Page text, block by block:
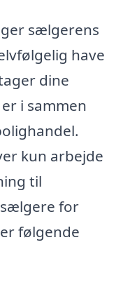
sælgerens
have
dine
i sammen
kun arbejde
til
for
følgende